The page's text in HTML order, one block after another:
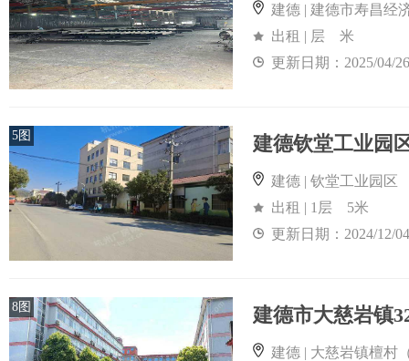
建德 | 建德市寿昌经
出租 | 层 米
更新日期：2025/04/26
5图 建德钦堂工业园
建德 | 钦堂工业园区
出租 | 1层 5米
更新日期：2024/12/04
8图
建德 | 大慈岩镇檀村